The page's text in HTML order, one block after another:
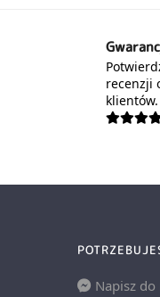
recenzji
klientów.
Napisz do